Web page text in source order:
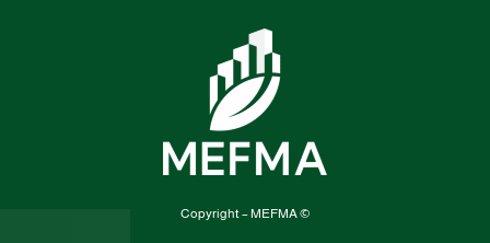
© Copyright – MEFMA